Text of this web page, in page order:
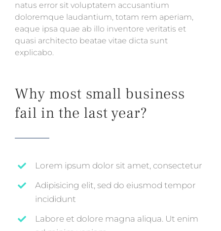
natus error sit voluptatem accusantium
doloremque laudantium, totam rem aperiam,
eaque ipsa quae ab illo inventore veritatis et
quasi architecto beatae vitae dicta sunt
explicabo.
Why most small business
fail in the last year?
Lorem ipsum dolor sit amet, consectetur
Adipisicing elit, sed do eiusmod tempor
incididunt
Labore et dolore magna aliqua. Ut enim